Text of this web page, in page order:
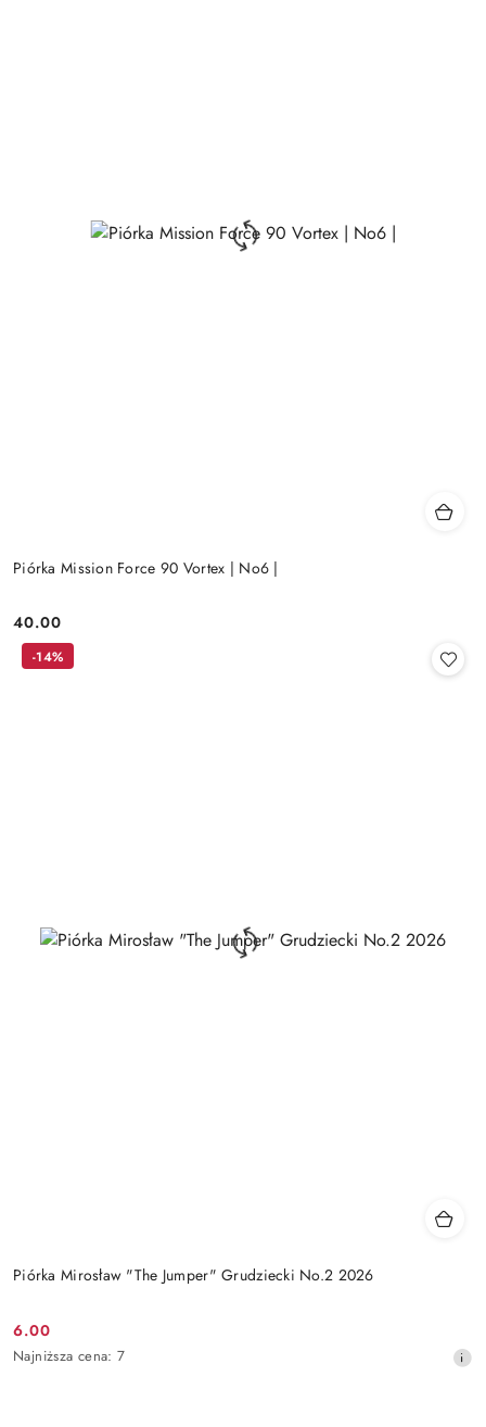
Piórka Mission Force 90 Vortex | No6 |
Cena:
40.00
Piórka Mirosław "The Jumper" Grudziecki No.2 2026
Cena
promocyjna:
6.00
Najniższa
Najniższa cena: 7
-14%